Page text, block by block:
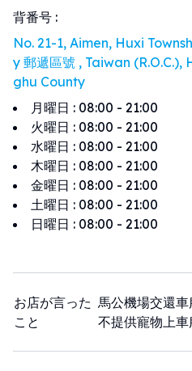
背番号 :
No. 21-1, Aimen, Huxi
y 郵遞區號 , Taiwan (R.O.C.),
ghu County
月曜日 : 08:00 - 21:00
火曜日 : 08:00 - 21:00
水曜日 : 08:00 - 21:00
木曜日 : 08:00 - 21:00
金曜日 : 08:00 - 21:00
土曜日 : 08:00 - 21:00
日曜日 : 08:00 - 21:00
お店が言った
こと
馬公機場交還車
不提供寵物上車